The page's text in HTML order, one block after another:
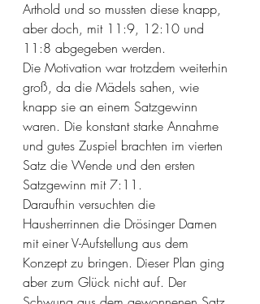
Arthold und so mussten diese knapp,
aber doch, mit 11:9, 12:10 und
11:8 abgegeben werden.
Die Motivation war trotzdem weiterhin
groß, da die Mädels sahen, wie
knapp sie an einem Satzgewinn
waren. Die konstant starke Annahme
und gutes Zuspiel brachten im vierten
Satz die Wende und den ersten
Satzgewinn mit 7:11.
Daraufhin versuchten die
Hausherrinnen die Drösinger Damen
mit einer V-Aufstellung aus dem
Konzept zu bringen. Dieser Plan ging
aber zum Glück nicht auf. Der